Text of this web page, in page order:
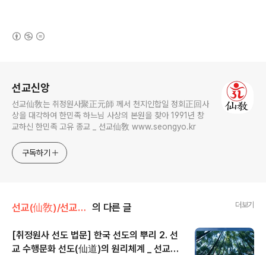
선교신앙
선교仙敎는 취정원사聚正元師 께서 천지인합일 정회正回사
상을 대각하여 한민족 하느님 사상의 본원을 찾아 1991년 창
교하신 한민족 고유 종교 _ 선교仙敎 www.seongyo.kr
구독하기
선교(仙敎)/선교수행 의 다른 글 더보기
[취정원사 선도 법문] 한국 선도의 뿌리 2. 선
교 수행문화 선도(仙道)의 원리체계 _ 선교강